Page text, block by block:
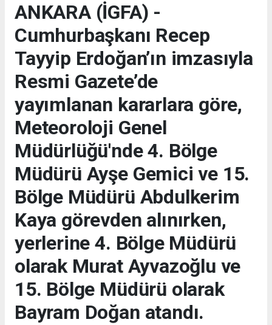
ANKARA (İGFA) -
Cumhurbaşkanı Recep
Tayyip Erdoğan’ın imzasıyla
Resmi Gazete’de
yayımlanan kararlara göre,
Meteoroloji Genel
Müdürlüğü'nde 4. Bölge
Müdürü Ayşe Gemici ve 15.
Bölge Müdürü Abdulkerim
Kaya görevden alınırken,
yerlerine 4. Bölge Müdürü
olarak Murat Ayvazoğlu ve
15. Bölge Müdürü olarak
Bayram Doğan atandı.